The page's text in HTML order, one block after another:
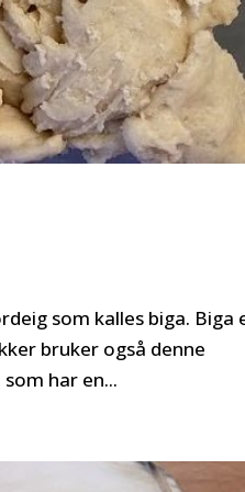
som kalles biga. Biga
bruker også denne
har en...